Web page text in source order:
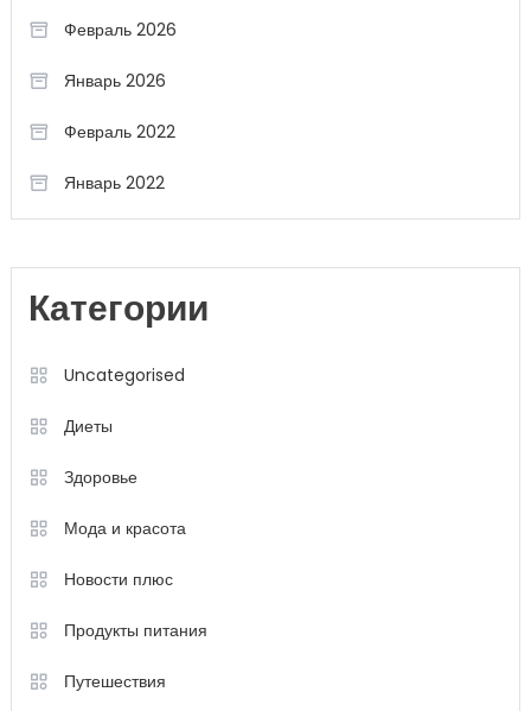
Февраль 2026
Январь 2026
Февраль 2022
Январь 2022
Категории
Uncategorised
Диеты
Здоровье
Мода и красота
Новости плюс
Продукты питания
Путешествия